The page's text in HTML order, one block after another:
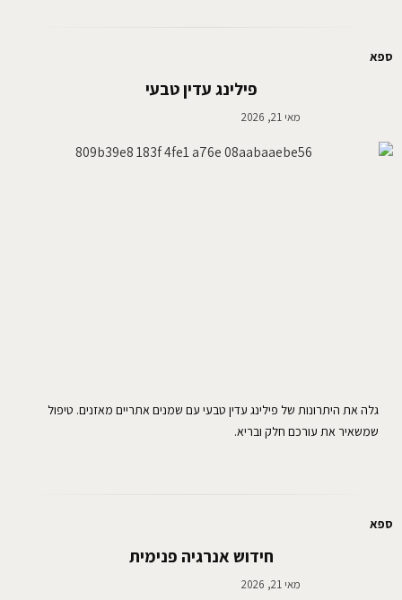
ספא
פילינג עדין טבעי
מאי 21, 2026
גלה את היתרונות של פילינג עדין טבעי עם שמנים אתריים מאזנים. טיפול
שמשאיר את עורכם חלק ובריא.
ספא
חידוש אנרגיה פנימית
מאי 21, 2026